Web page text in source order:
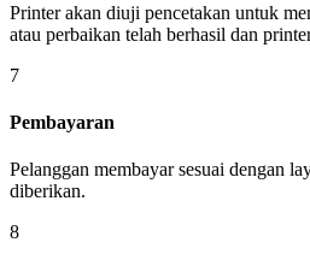
Printer akan diuji pencetakan untuk
atau perbaikan telah berhasil dan
7
Pembayaran
Pelanggan membayar sesuai dengan
diberikan.
8